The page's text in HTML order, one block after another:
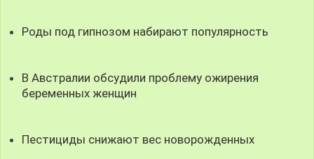
Роды под гипнозом набирают популярность
В Австралии обсудили проблему ожирения
беременных женщин
Пестициды снижают вес новорожденных